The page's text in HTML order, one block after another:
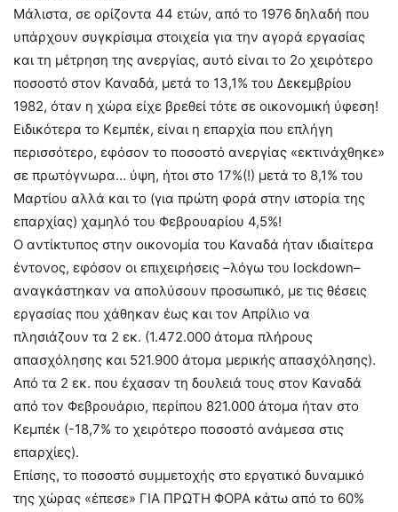
Μάλιστα, σε ορίζοντα 44 ετών, από το 1976 δηλαδή που
υπάρχουν συγκρίσιμα στοιχεία για την αγορά εργασίας
και τη μέτρηση της ανεργίας, αυτό είναι το 2ο χειρότερο
ποσοστό στον Καναδά, μετά το 13,1% του Δεκεμβρίου
1982, όταν η χώρα είχε βρεθεί τότε σε οικονομική ύφεση!
Ειδικότερα το Κεμπέκ, είναι η επαρχία που επλήγη
περισσότερο, εφόσον το ποσοστό ανεργίας «εκτινάχθηκε»
σε πρωτόγνωρα… ύψη, ήτοι στο 17%(!) μετά το 8,1% του
Μαρτίου αλλά και το (για πρώτη φορά στην ιστορία της
επαρχίας) χαμηλό του Φεβρουαρίου 4,5%!
Ο αντίκτυπος στην οικονομία του Καναδά ήταν ιδιαίτερα
έντονος, εφόσον οι επιχειρήσεις –λόγω του lockdown–
αναγκάστηκαν να απολύσουν προσωπικό, με τις θέσεις
εργασίας που χάθηκαν έως και τον Απρίλιο να
πλησιάζουν τα 2 εκ. (1.472.000 άτομα πλήρους
απασχόλησης και 521.900 άτομα μερικής απασχόλησης).
Από τα 2 εκ. που έχασαν τη δουλειά τους στον Καναδά
από τον Φεβρουάριο, περίπου 821.000 άτομα ήταν στο
Κεμπέκ (-18,7% το χειρότερο ποσοστό ανάμεσα στις
επαρχίες).
Επίσης, το ποσοστό συμμετοχής στο εργατικό δυναμικό
της χώρας «έπεσε» ΓΙΑ ΠΡΩΤΗ ΦΟΡΑ κάτω από το 60%